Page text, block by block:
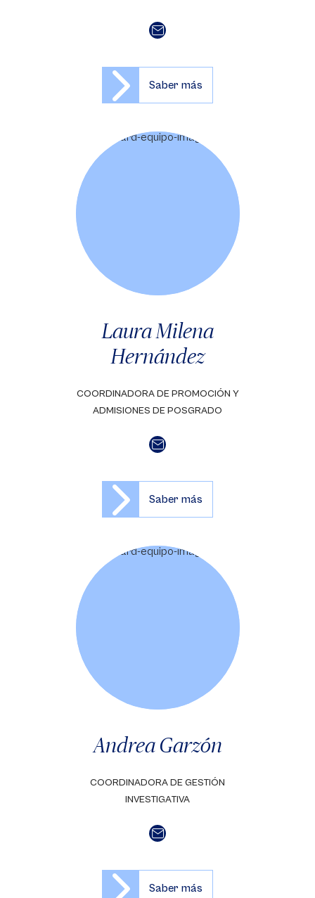
Saber más
Laura Milena
Hernández
COORDINADORA DE PROMOCIÓN Y
ADMISIONES DE POSGRADO
Saber más
Andrea Garzón
COORDINADORA DE GESTIÓN
INVESTIGATIVA
Saber más